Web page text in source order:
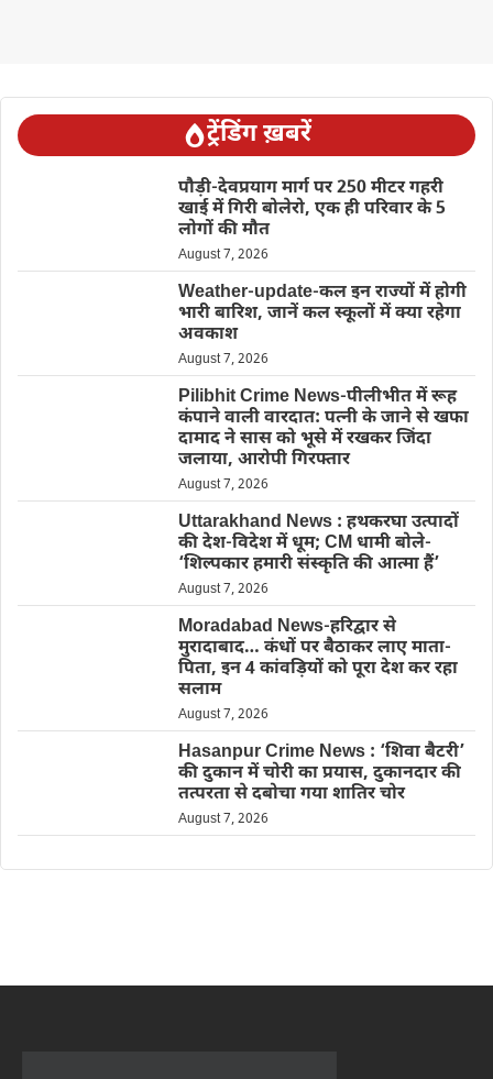
ट्रेंडिंग ख़बरें
पौड़ी-देवप्रयाग मार्ग पर 250 मीटर गहरी
खाई में गिरी बोलेरो, एक ही परिवार के 5
लोगों की मौत
August 7, 2026
Weather-update-कल इन राज्यों में होगी
भारी बारिश, जानें कल स्कूलों में क्या रहेगा
अवकाश
August 7, 2026
Pilibhit Crime News-पीलीभीत में रूह
कंपाने वाली वारदात: पत्नी के जाने से खफा
दामाद ने सास को भूसे में रखकर जिंदा
जलाया, आरोपी गिरफ्तार
August 7, 2026
Uttarakhand News : हथकरघा उत्पादों
की देश-विदेश में धूम; CM धामी बोले-
‘शिल्पकार हमारी संस्कृति की आत्मा हैं’
August 7, 2026
Moradabad News-हरिद्वार से
मुरादाबाद… कंधों पर बैठाकर लाए माता-
पिता, इन 4 कांवड़ियों को पूरा देश कर रहा
सलाम
August 7, 2026
Hasanpur Crime News : ‘शिवा बैटरी’
की दुकान में चोरी का प्रयास, दुकानदार की
तत्परता से दबोचा गया शातिर चोर
August 7, 2026